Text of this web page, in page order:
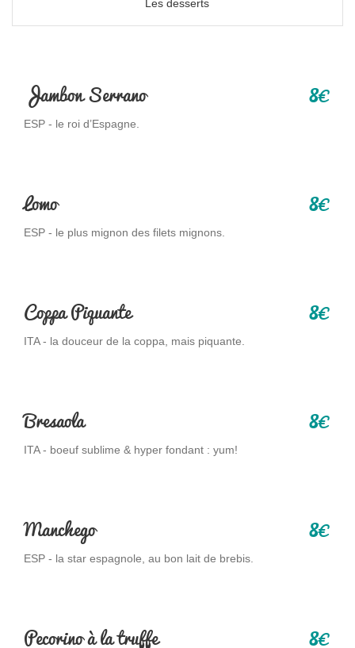
Les desserts
Jambon Serrano
ESP - le roi d’Espagne.
8€
Lomo
ESP - le plus mignon des filets mignons.
8€
Coppa Piquante
ITA - la douceur de la coppa, mais piquante.
8€
Bresaola
ITA - boeuf sublime & hyper fondant : yum!
8€
Manchego
ESP - la star espagnole, au bon lait de brebis.
8€
Pecorino à la truffe 8€